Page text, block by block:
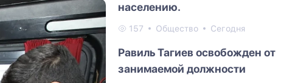
населению.
157 Общество Сегодня
Равиль Тагиев освобожден от
занимаемой должности